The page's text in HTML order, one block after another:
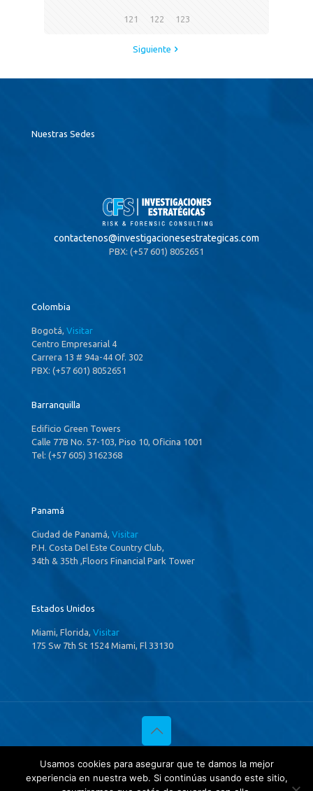
121 122 123
Siguiente
Nuestras Sedes
contactenos@investigacionesestrategicas.com
PBX: (+57 601) 8052651
Colombia
Bogotá, Visitar
Centro Empresarial 4
Carrera 13 # 94a-44 Of. 302
PBX: (+57 601) 8052651
Barranquilla
Edificio Green Towers
Calle 77B No. 57-103, Piso 10, Oficina 1001
Tel: (+57 605) 3162368
Panamá
Ciudad de Panamá, Visitar
P.H. Costa Del Este Country Club,
34th & 35th ,Floors Financial Park Tower
Estados Unidos
Miami, Florida, Visitar
175 Sw 7th St 1524 Miami, Fl 33130
© 2020 Investigaciones Estratégicas & Asociados. All Rights
Reserved
Política de privacidad
yTratamientos de datos.
Usamos cookies para asegurar que te damos la mejor
experiencia en nuestra web. Si continúas usando este sitio,